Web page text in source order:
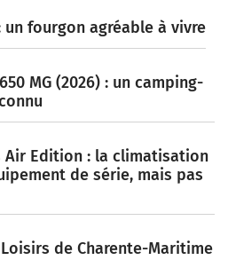
un fourgon agréable à vivre
MG (2026) : un camping-
Air Edition : la climatisation
de série, mais pas
de Charente-Maritime